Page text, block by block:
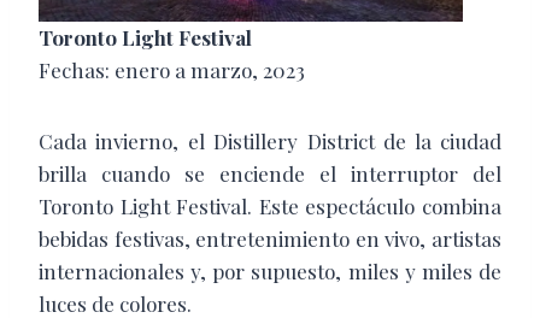
Toronto Light Festival
Fechas: enero a marzo, 2023
Cada invierno, el Distillery District de la ciudad
brilla cuando se enciende el interruptor del
Toronto Light Festival. Este espectáculo combina
bebidas festivas, entretenimiento en vivo, artistas
internacionales y, por supuesto, miles y miles de
luces de colores.